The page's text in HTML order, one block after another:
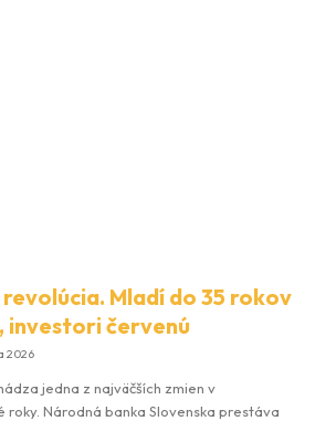
Mladí do 35 rokov
investori červenú
2026
jedna z najväčších zmien v
Národná banka Slovenska prestáva